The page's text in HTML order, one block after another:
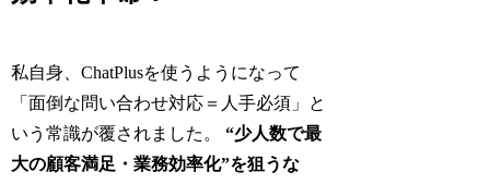
私自身、ChatPlusを使うようになって
「面倒な問い合わせ対応＝人手必須」と
いう常識が覆されました。“少人数で最
大の顧客満足・業務効率化”を狙うな